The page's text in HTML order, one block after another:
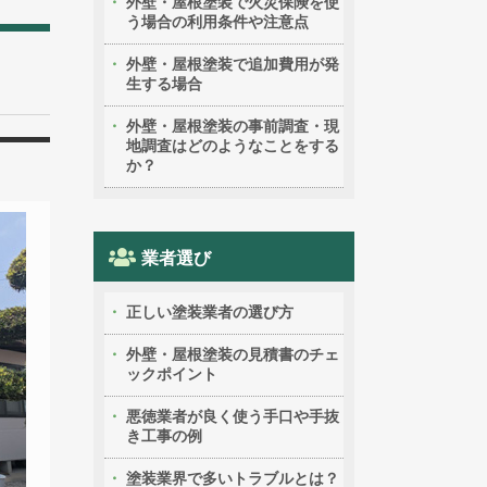
う場合の利用条件や注意点
外壁・屋根塗装で追加費用が発
生する場合
外壁・屋根塗装の事前調査・現
地調査はどのようなことをする
か？
業者選び
正しい塗装業者の選び方
外壁・屋根塗装の見積書のチェ
ックポイント
悪徳業者が良く使う手口や手抜
き工事の例
塗装業界で多いトラブルとは？